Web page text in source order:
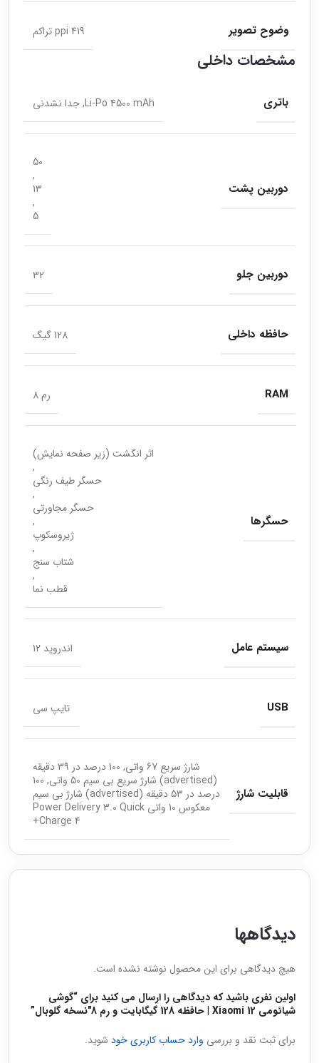
دیدگاهها
هیچ دیدگاهی برای این محصول نوشته نشده است.
اولین نفری باشید که دیدگاهی را ارسال می کنید برای “گوشی
شیائومی Xiaomi 12 | حافظه 128 گیگابایت و رم 8″نسخه گلوبال”
برای ثبت نقد و بررسی وارد حساب کاربری خود شوید.
وضوح تصویر 419 ppi تراکم
مشخصات داخلی
باتری Li-Po 4500 mAh, جدا نشدنی
دوربین پشت
50
,
13
,
5
دوربین جلو 32
حافظه داخلی 128 گیگ
RAM رم 8
حسگرها
اثر انگشت (زیر صفحه نمایش)
,
حسگر طیف رنگی
,
حسگر مجاورتی
,
ژیروسکوپ
,
شتاب سنج
,
قطب نما
سیستم عامل اندروید 12
USB تایپ سی
قابلیت شارژ
شارژ سریع 67 واتی, 100 درصد در 39 دقیقه
(advertised) شارژ سریع بی سیم 50 واتی, 100
درصد در 53 دقیقه (advertised) شارژ بی سیم
معکوس 10 واتی Power Delivery 3.0 Quick
Charge 4+